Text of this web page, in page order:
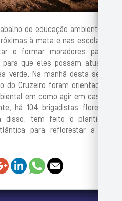
de educação ambiental na
à mata e nas escolas do
e formar moradores para a
que eles possam atuar no
verde. Na manhã desta sexta-
do Cruzeiro foram orientados e
em como agir em caso de
há 104 brigadistas florestais
disso, tem feito o plantio de
para reflorestar a área